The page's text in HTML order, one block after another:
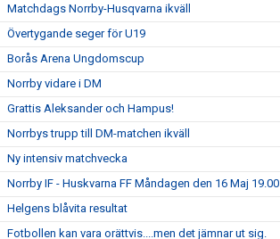
Matchdags Norrby-Husqvarna ikväll
Övertygande seger för U19
Borås Arena Ungdomscup
Norrby vidare i DM
Grattis Aleksander och Hampus!
Norrbys trupp till DM-matchen ikväll
Ny intensiv matchvecka
Norrby IF - Huskvarna FF Måndagen den 16 Maj 19.00
Helgens blåvita resultat
Fotbollen kan vara orättvis....men det jämnar ut sig.